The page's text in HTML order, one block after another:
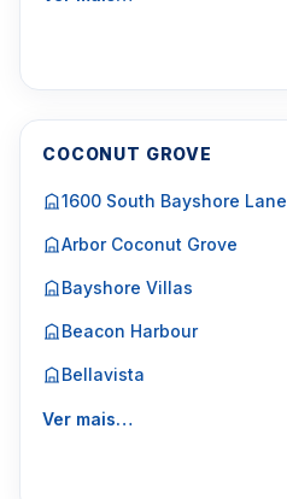
COCONUT GROVE
1600 South Bayshore Lane
Arbor Coconut Grove
Bayshore Villas
Beacon Harbour
Bellavista
Ver mais…